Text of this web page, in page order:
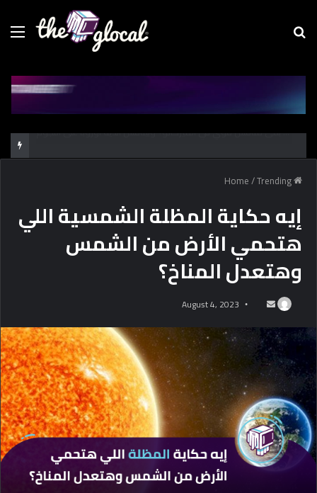
Menu
/Trending
إيه حكاية المظلة الشمسية اللي
هتحمي الأرض من الشمس
وهتعدل المناخ؟
n
d
a
n
e
m
a
i
l
August 4, 2023